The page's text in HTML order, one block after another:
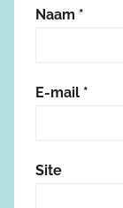
Naam *
E-mail *
Site